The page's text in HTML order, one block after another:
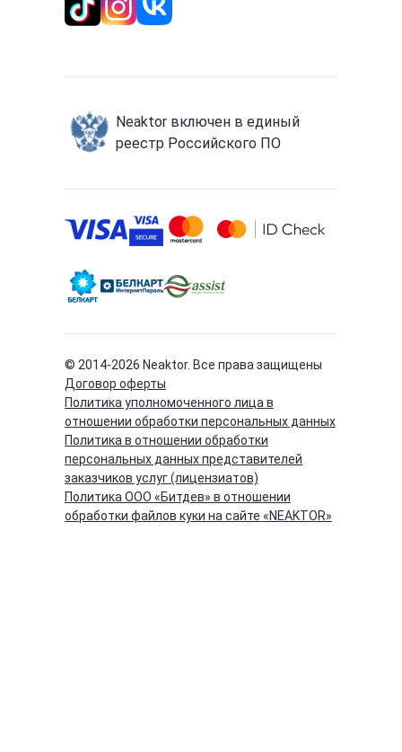
Neaktor включен в единый
реестр Российского ПО
© 2014-2026 Neaktor. Все права защищены
Договор оферты
Политика уполномоченного лица в
отношении обработки персональных данных
Политика в отношении обработки
персональных данных представителей
заказчиков услуг (лицензиатов)
Политика ООО «Битдев» в отношении
обработки файлов куки на сайте «NEAKTOR»